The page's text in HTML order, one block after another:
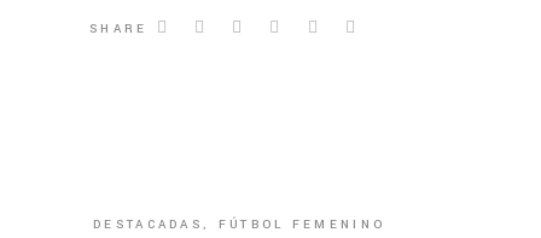
SHARE
DESTACADAS , FÚTBOL FEMENINO